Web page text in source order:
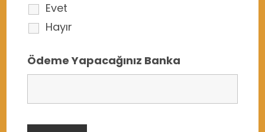
Evet
Hayır
Ödeme Yapacağınız Banka